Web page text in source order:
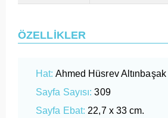
ÖZELLİKLER
Hat: Ahmed Hüsrev Altınbaşak
Sayfa Sayısı: 309
Sayfa Ebat: 22,7 x 33 cm.